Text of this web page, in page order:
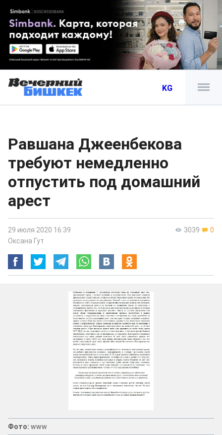
KG
Равшана Джеенбекова
требуют немедленно
отпустить под домашний
арест
3039 0
29 июля 2020 16:39
Оксана Гут
Фото: www